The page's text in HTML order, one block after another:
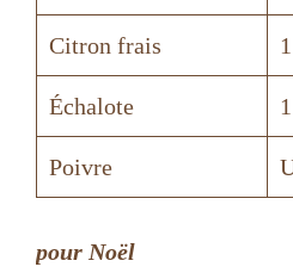
Citron frais
Échalote
Poivre
pour Noël